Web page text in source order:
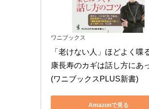
ワニブックス
「老けない人」ほどよく喋
康長寿のカギは話し方にあ
(ワニブックスPLUS新書)
Amazonで見る